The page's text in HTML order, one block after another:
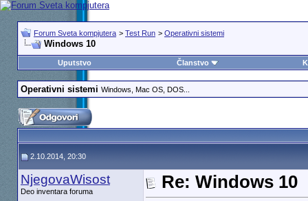
Forum Sveta kompjutera > Test Run > Operativni sistemi
Windows 10
Uputstvo Članstvo
Operativni sistemi Windows, Mac OS, DOS...
2.10.2014, 20:30
NjegovaWisost
Deo inventara foruma
Re: Windows 10